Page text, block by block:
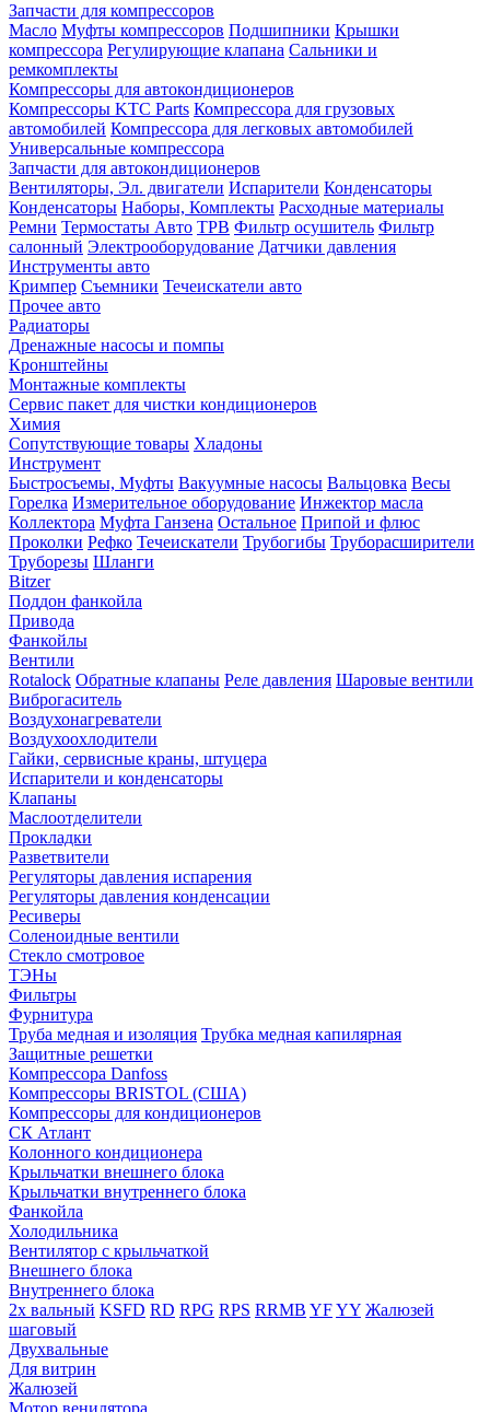
Запчасти для компрессоров
Масло Муфты компрессоров Подшипники Крышки
компрессора Регулирующие клапана Сальники и
ремкомплекты
Компрессоры для автокондиционеров
Компрессоры KTC Parts Компрессора для грузовых
автомобилей Компрессора для легковых автомобилей
Универсальные компрессора
Запчасти для автокондиционеров
Вентиляторы, Эл. двигатели Испарители Конденсаторы
Конденсаторы Наборы, Комплекты Расходные материалы
Ремни Термостаты Авто ТРВ Фильтр осушитель Фильтр
салонный Электрооборудование Датчики давления
Инструменты авто
Кримпер Съемники Течеискатели авто
Прочее авто
Радиаторы
Дренажные насосы и помпы
Кронштейны
Монтажные комплекты
Сервис пакет для чистки кондиционеров
Химия
Сопутствующие товары Хладоны
Инструмент
Быстросъемы, Муфты Вакуумные насосы Вальцовка Весы
Горелка Измерительное оборудование Инжектор масла
Коллектора Муфта Ганзена Остальное Припой и флюс
Проколки Рефко Течеискатели Трубогибы Труборасширители
Труборезы Шланги
Bitzer
Поддон фанкойла
Привода
Фанкойлы
Вентили
Rotalock Обратные клапаны Реле давления Шаровые вентили
Виброгаситель
Воздухонагреватели
Воздухоохлодители
Гайки, сервисные краны, штуцера
Испарители и конденсаторы
Клапаны
Маслоотделители
Прокладки
Разветвители
Регуляторы давления испарения
Регуляторы давления конденсации
Ресиверы
Соленоидные вентили
Стекло смотровое
ТЭНы
Фильтры
Фурнитура
Труба медная и изоляция Трубка медная капилярная
Защитные решетки
Компрессора Danfoss
Компрессоры BRISTOL (США)
Компрессоры для кондиционеров
СК Атлант
Колонного кондиционера
Крыльчатки внешнего блока
Крыльчатки внутреннего блока
Фанкойла
Холодильника
Вентилятор с крыльчаткой
Внешнего блока
Внутреннего блока
2х вальный KSFD RD RPG RPS RRMB YFYY Жалюзей
шаговый
Двухвальные
Для витрин
Жалюзей
Мотор венилятора